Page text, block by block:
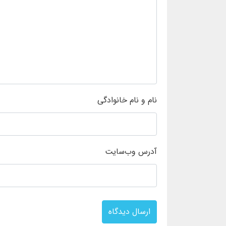
نام و نام خانوادگی
آدرس وب‌سایت
ارسال دیدگاه